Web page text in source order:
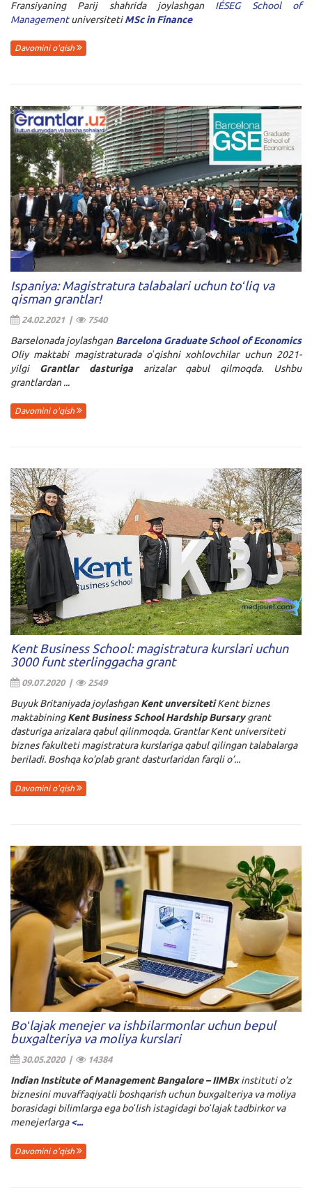
Fransiyaning Parij shahrida joylashgan IÉSEG School of
ManagementuniversitetiMSc in Finance
Davomini o'qish
Ispaniya: Magistratura talabalari uchun toʻliq va
qisman grantlar!
24.02.2021 | 7540
Barselonada joylashgan Barcelona Graduate School of Economics
Oliy maktabi magistraturada oʻqishni xohlovchilar uchun 2021-
yilgi Grantlar dasturigaarizalar qabul qilmoqda. Ushbu
grantlardan ...
Davomini o'qish
Kent Business School: magistratura kurslari uchun
3000 funt sterlinggacha grant
09.07.2020 | 2549
Buyuk Britaniyada joylashganKent unversitetiKent biznes
maktabiningKent Business School Hardship Bursarygrant
dasturiga arizalara qabul qilinmoqda. Grantlar Kent universiteti
biznes fakulteti magistratura kurslariga qabul qilingan talabalarga
beriladi. Boshqa ko’plab grant dasturlaridan farqli o’...
Davomini o'qish
Boʻlajak menejer va ishbilarmonlar uchun bepul
buxgalteriya va moliya kurslari
30.05.2020 | 14384
Indian Institute of Management Bangalore – IIMBxinstituti o’z
biznesini muvaffaqiyatli boshqarish uchun buxgalteriya va moliya
borasidagi bilimlarga ega boʻlish istagidagi boʻlajak tadbirkor va
menejerlarga<...
Davomini o'qish